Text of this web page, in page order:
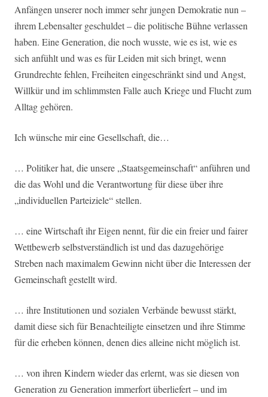
Anfängen unserer noch immer sehr jungen Demokratie nun –
ihrem Lebensalter geschuldet – die politische Bühne verlassen
haben. Eine Generation, die noch wusste, wie es ist, wie es
sich anfühlt und was es für Leiden mit sich bringt, wenn
Grundrechte fehlen, Freiheiten eingeschränkt sind und Angst,
Willkür und im schlimmsten Falle auch Kriege und Flucht zum
Alltag gehören.
Ich wünsche mir eine Gesellschaft, die…
… Politiker hat, die unsere „Staatsgemeinschaft“ anführen und
die das Wohl und die Verantwortung für diese über ihre
„individuellen Parteiziele“ stellen.
… eine Wirtschaft ihr Eigen nennt, für die ein freier und fairer
Wettbewerb selbstverständlich ist und das dazugehörige
Streben nach maximalem Gewinn nicht über die Interessen der
Gemeinschaft gestellt wird.
… ihre Institutionen und sozialen Verbände bewusst stärkt,
damit diese sich für Benachteiligte einsetzen und ihre Stimme
für die erheben können, denen dies alleine nicht möglich ist.
… von ihren Kindern wieder das erlernt, was sie diesen von
Generation zu Generation immerfort überliefert – und im